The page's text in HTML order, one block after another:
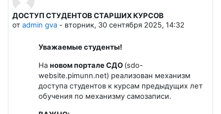
ДОСТУП СТУДЕНТОВ СТАРШИХ КУРСОВ
от admin gva - вторник, 30 сентября 2025, 14:32
Количество ответов: 0
Уважаемые студенты!
На новом портале СДО (sdo-
website.pimunn.net) реализован механизм
доступа студентов к курсам предыдущих лет
обучения по механизму самозаписи.